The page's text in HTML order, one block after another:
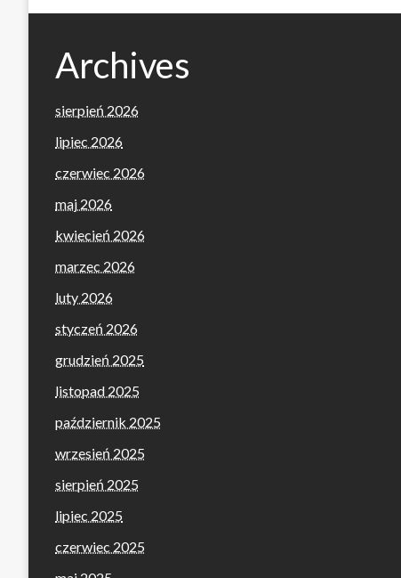
Archives
sierpień 2026
lipiec 2026
czerwiec 2026
maj 2026
kwiecień 2026
marzec 2026
luty 2026
styczeń 2026
grudzień 2025
listopad 2025
październik 2025
wrzesień 2025
sierpień 2025
lipiec 2025
czerwiec 2025